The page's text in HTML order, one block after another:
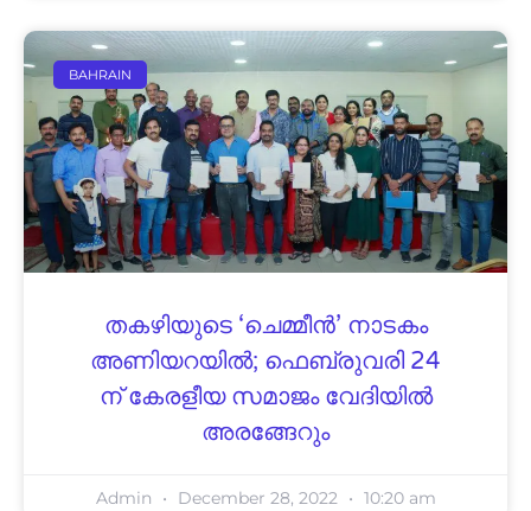
BAHRAIN
തകഴിയുടെ ‘ചെമ്മീൻ’ നാടകം
അണിയറയിൽ; ഫെബ്രുവരി 24
ന് കേരളീയ സമാജം വേദിയിൽ
അരങ്ങേറും
Admin December 28, 2022 10:20 am